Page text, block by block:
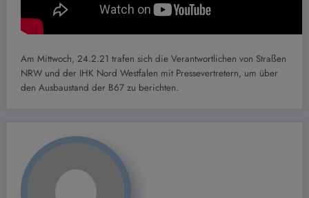
Am Mittwoch, 24.2.21 trafen sich die Verantwortlichen von Straßen
NRW und der IHK Nord Westfalen mit Pressevertretern, um über
den Ausbaustand der B67 zu berichten.